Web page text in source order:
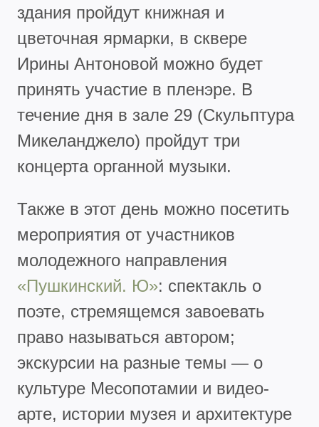
здания пройдут книжная и
цветочная ярмарки, в сквере
Ирины Антоновой можно будет
принять участие в пленэре. В
течение дня в зале 29 (Скульптура
Микеланджело) пройдут три
концерта органной музыки.
Также в этот день можно посетить
мероприятия от участников
молодежного направления
«Пушкинский. Ю»: спектакль о
поэте, стремящемся завоевать
право называться автором;
экскурсии на разные темы — о
культуре Месопотамии и видео-
арте, истории музея и архитектуре